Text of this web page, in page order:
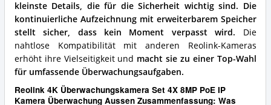
kleinste Details, die für die Sicherheit wichtig sind. Die
kontinuierliche Aufzeichnung mit erweiterbarem Speicher
stellt sicher, dass kein Moment verpasst wird. Die
nahtlose Kompatibilität mit anderen Reolink-Kameras
erhöht ihre Vielseitigkeit und macht sie zu einer Top-Wahl
für umfassende Überwachungsaufgaben.
Reolink 4K Überwachungskamera Set 4X 8MP PoE IP
Kamera Überwachung Aussen Zusammenfassung: Was